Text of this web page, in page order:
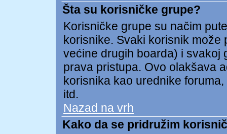
Šta su korisničke grupe?
Korisničke grupe su načim
korisnike. Svaki korisnik može
većine drugih boarda) i svakoj
prava pristupa. Ovo olakšava
korisnika kao urednike
itd.
Nazad na vrh
Kako da se pridružim